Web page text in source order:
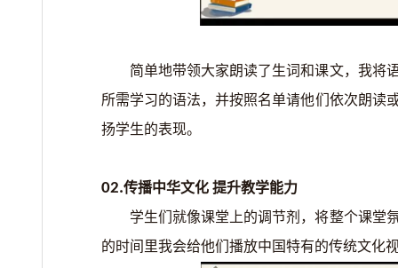
简单地带领大家朗读了生词和课文，我将
所需学习的语法，并按照名单请他们依次朗读
扬学生的表现。
02.传播中华文化 提升教学能力
学生们就像课堂上的调节剂，将整个课堂
的时间里我会给他们播放中国特有的传统文化